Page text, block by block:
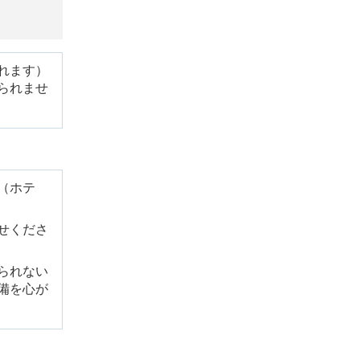
ます）
れませ
ホテ
くださ
れない
を心が